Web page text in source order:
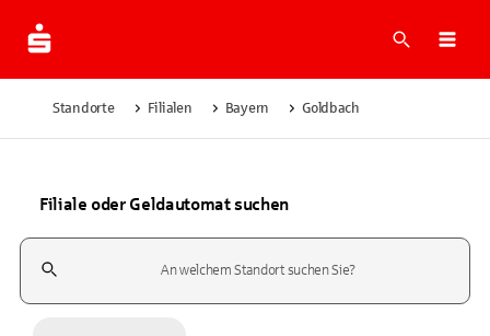
Suche
Standorte Filialen Bayern Goldbach
Filiale oder Geldautomat suchen
Suchfeld